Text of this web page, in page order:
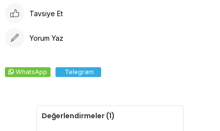
Tavsiye Et
Yorum Yaz
WhatsApp Telegram
Değerlendirmeler (1)